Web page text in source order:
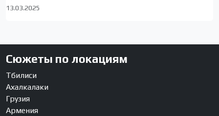
13.03.2025
Сюжеты по локациям
Тбилиси
Ахалкалаки
Грузия
Армения